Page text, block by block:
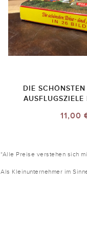
DIE
11,00
*Alle Preise verstehen sich
Als Kleinunternehmer im